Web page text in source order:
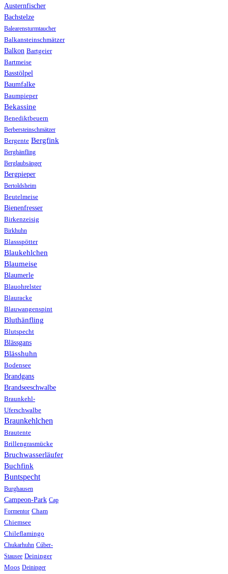
Austernfischer
Bachstelze
Balearensturmtaucher
Balkansteinschmätzer
Balkon Bartgeier
Bartmeise
Basstölpel
Baumfalke
Baumpieper
Bekassine
Benediktbeuern
Berbersteinschmätzer
Bergente Bergfink
Berghänfling
Berglaubsänger
Bergpieper
Bertoldsheim
Beutelmeise
Bienenfresser
Birkenzeisig
Birkhuhn
Blassspötter
Blaukehlchen
Blaumeise
Blaumerle
Blauohrelster
Blauracke
Blauwangenspint
Bluthänfling
Blutspecht
Blässgans
Blässhuhn
Bodensee
Brandgans
Brandseeschwalbe
Braunkehl-
Uferschwalbe
Braunkehlchen
Brautente
Brillengrasmücke
Bruchwasserläufer
Buchfink
Buntspecht
Burghausen
Campeon-Park Cap
Formentor Cham
Chiemsee
Chileflamingo
Chukarhuhn Cúber-
Stausee Deininger
Moos Deininger